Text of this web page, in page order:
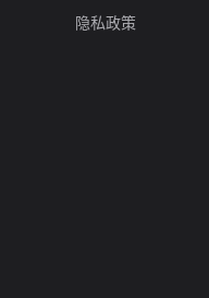
隐私政策